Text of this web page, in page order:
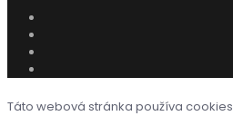
Táto webová stránka používa cookies